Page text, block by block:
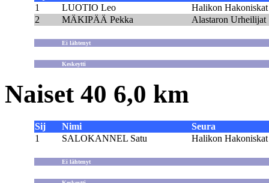
1
LUOTIO Leo
Halikon Hakoniskat
2
MÄKIPÄÄ Pekka Alastaron Urheilijat
Ei lähtenyt
Keskeytti
Naiset 40 6,0 km
Sij Nimi
Seura
1
SALOKANNEL Satu Halikon Hakoniskat
Ei lähtenyt